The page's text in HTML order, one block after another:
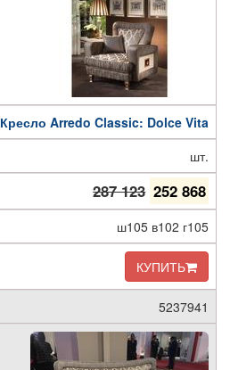
Кресло Arredo Classic: Dolce Vita
шт.
287 123 252 868
ш105 в102 г105
КУПИТЬ
5237941